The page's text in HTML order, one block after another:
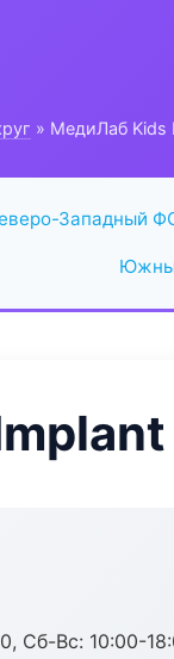
» МедиЛаб Kids
Западный
Сб-Вс: 10:00-